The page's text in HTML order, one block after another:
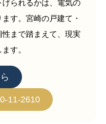
られるかは、電気の
す。宮崎の戸建て・
まで踏まえて、現実
す。
11-2610